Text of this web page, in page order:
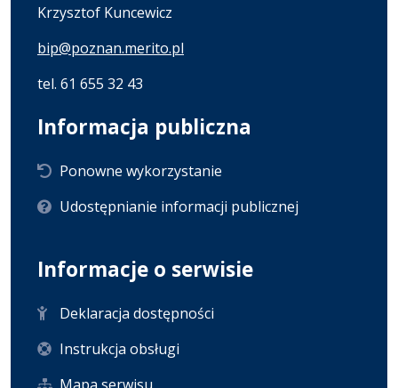
Krzysztof Kuncewicz
bip@poznan.merito.pl
tel. 61 655 32 43
Informacja publiczna
Ponowne wykorzystanie
Udostępnianie informacji publicznej
Informacje o serwisie
Deklaracja dostępności
Instrukcja obsługi